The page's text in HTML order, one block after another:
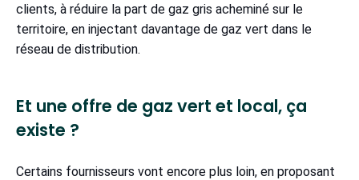
clients, à réduire la part de gaz gris acheminé sur le
territoire, en injectant davantage de gaz vert dans le
réseau de distribution.
Et une offre de gaz vert et local, ça
existe ?
Certains fournisseurs vont encore plus loin, en proposant